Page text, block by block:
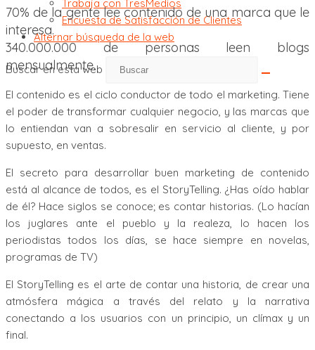
Trabaja con TresMedios
Encuesta de Satisfacción de Clientes
Alternar búsqueda de la web
Buscar en esta web
70% de la gente lee contenido de una marca que le
interesa.
340.000.000 de personas leen blogs
mensualmente.
El contenido es el ciclo conductor de todo el marketing. Tiene
el poder de transformar cualquier negocio, y las marcas que
lo entiendan van a sobresalir en servicio al cliente, y por
supuesto, en ventas.
El secreto para desarrollar buen marketing de contenido
está al alcance de todos, es el StoryTelling. ¿Has oído hablar
de él? Hace siglos se conoce; es contar historias. (Lo hacían
los juglares ante el pueblo y la realeza, lo hacen los
periodistas todos los días, se hace siempre en novelas,
programas de TV)
El StoryTelling es el arte de contar una historia, de crear una
atmósfera mágica a través del relato y la narrativa
conectando a los usuarios con un principio, un clímax y un
final.